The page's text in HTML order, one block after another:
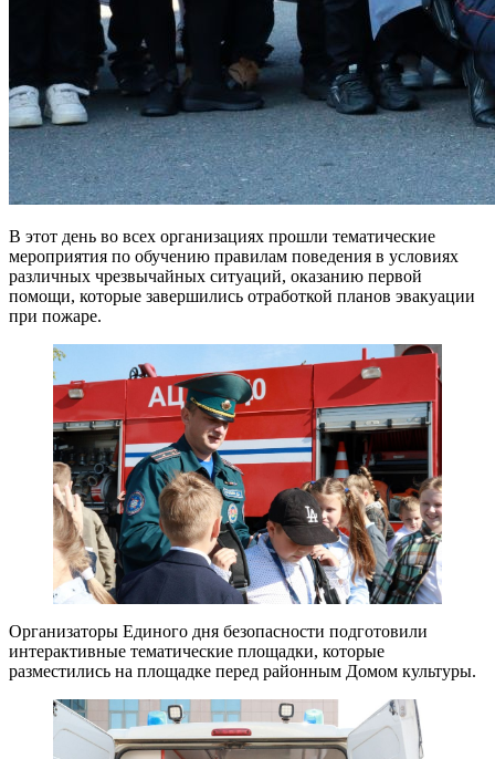
В этот день во всех организациях прошли тематические
мероприятия по обучению правилам поведения в условиях
различных чрезвычайных ситуаций, оказанию первой
помощи, которые завершились отработкой планов эвакуации
при пожаре.
Организаторы Единого дня безопасности подготовили
интерактивные тематические площадки, которые
разместились на площадке перед районным Домом культуры.